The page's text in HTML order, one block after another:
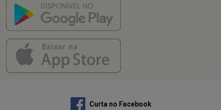
Curta no Facebook